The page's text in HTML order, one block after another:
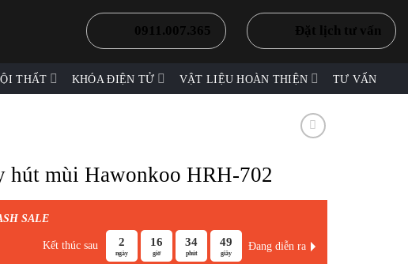
0911.007.365 Đặt lịch tư vấn
THẤT KHÓA ĐIỆN TỬ VẬT LIỆU HOÀN THIỆN TƯ VẤN
hút mùi Hawonkoo HRH-702
SALE
Kết thúc sau 2
ngày
16
giờ
34
phút
49
giây
Đang diễn ra